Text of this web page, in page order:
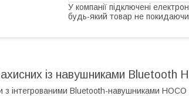
У компанії підключені
будь-який товар не
із навушниками Bluetooth
з інтегрованими Bluetooth-навушниками